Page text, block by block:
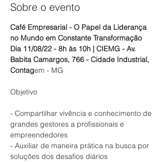
Sobre o evento
Café Empresarial - O Papel da Liderança
no Mundo em Constante Transformação
Dia 11/08/22 - 8h às 10h | CIEMG - Av.
Babita Camargos, 766 - Cidade Industrial,
Contagem - MG
- Compartilhar vivência e conhecimento de
grandes gestores a profissionais e
empreendedores
- Auxiliar de maneira prática na busca por
soluções dos desafios diários